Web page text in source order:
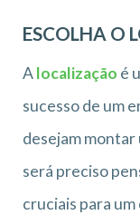
ESCOLHA O
Alocalização é
sucesso de um
desejam montar
será preciso
cruciais para